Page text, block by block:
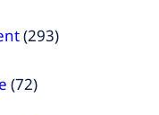
(293)
(72)